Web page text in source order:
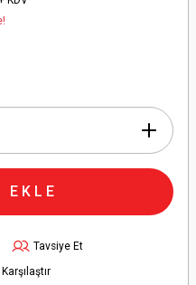
EKLE
Tavsiye Et
Karşılaştır